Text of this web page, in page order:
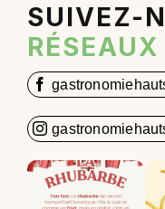
SUIVEZ-